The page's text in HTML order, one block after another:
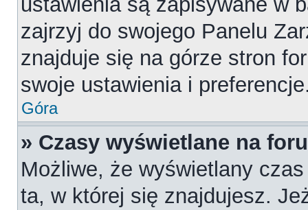
zajrzyj do swojego Panelu
znajduje się na górze stron
swoje ustawienia i
Góra
» Czasy wyświetlane na
Możliwe, że wyświetlany
ta, w której się znajdujesz.